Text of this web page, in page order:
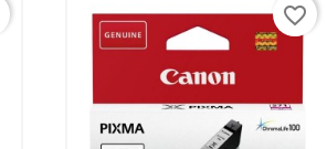
favorite_border